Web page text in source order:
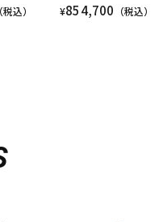
（税込） ¥854,700 （税込）